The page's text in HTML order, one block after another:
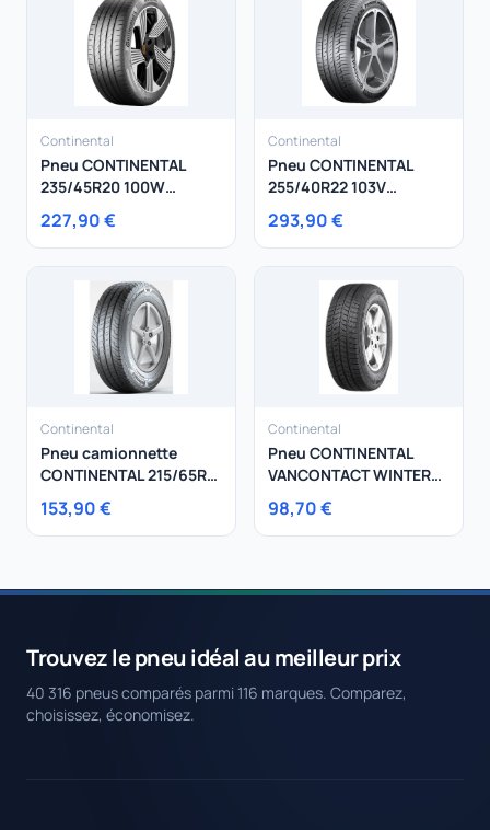
Continental
Pneu CONTINENTAL
235/45R20 100W
EcoContact 7 XL
227,90 €
Continental
Pneu CONTINENTAL
255/40R22 103V
PremiumContact 6 J XL
293,90 €
Continental
Pneu camionnette
CONTINENTAL 215/65R15
104T ContiVanContact
100
153,90 €
Continental
Pneu CONTINENTAL
VANCONTACT WINTER
225/75R17 114Q
98,70 €
Trouvez le pneu idéal au meilleur prix
40 316 pneus comparés parmi 116 marques. Comparez,
choisissez, économisez.